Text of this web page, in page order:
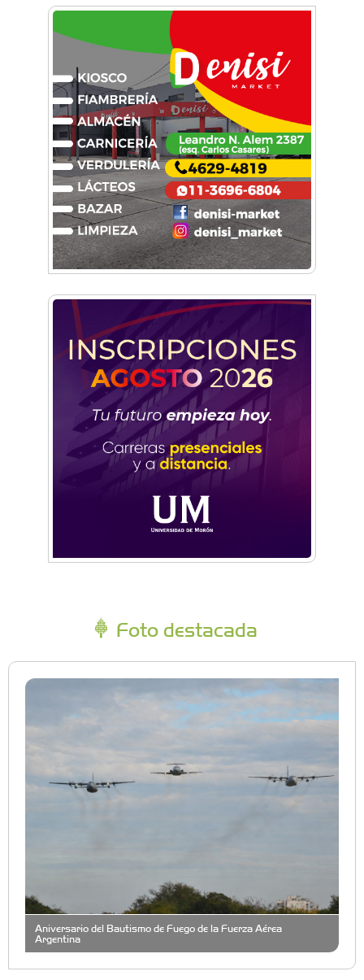
Foto destacada
Aniversario del Bautismo de Fuego de la Fuerza Aérea
Argentina